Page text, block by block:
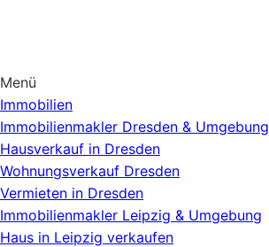
Menü
Immobilien
Immobilienmakler Dresden & Umgebung
Hausverkauf in Dresden
Wohnungsverkauf Dresden
Vermieten in Dresden
Immobilienmakler Leipzig & Umgebung
Haus in Leipzig verkaufen